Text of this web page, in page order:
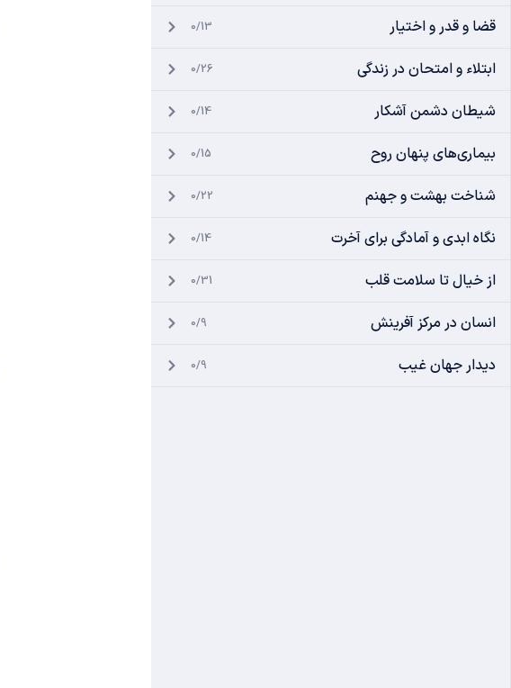
قضا و قدر و اختیار 0/13
ابتلاء و امتحان در زندگی 0/26
شیطان دشمن آشکار 0/14
بیماری‌های پنهان روح 0/15
شناخت بهشت و جهنم 0/22
نگاه ابدی و آمادگی برای آخرت 0/14
از خیال تا سلامت قلب 0/31
انسان در مرکز آفرینش 0/9
دیدار جهان غیب 0/9